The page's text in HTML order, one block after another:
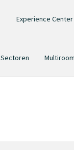
Experience Center
Sectoren